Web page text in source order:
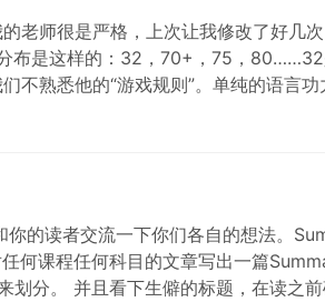
老师很是严格，上次让我修改了好几
布是这样的：32，70+，75，
不熟悉他的“游戏规则”。单纯的语言
的读者交流一下你们各自的想法。
何课程任何科目的文章写出一篇
分。 并且看下生僻的标题，在读之